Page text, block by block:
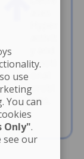
emoti
probl
ems.
use
You can
Only".
see our